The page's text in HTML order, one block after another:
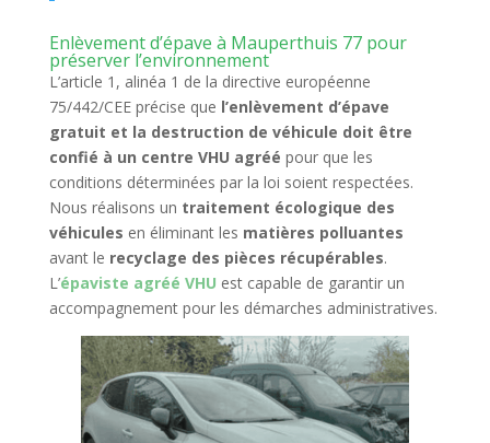
Enlèvement d’épave à Mauperthuis 77 pour
préserver l’environnement
L’article 1, alinéa 1 de la directive européenne
75/442/CEE précise que l’enlèvement d’épave
gratuit et la destruction de véhicule doit être
confié à un centre VHU agréé pour que les
conditions déterminées par la loi soient respectées.
Nous réalisons un traitement écologique des
véhicules en éliminant les matières polluantes
avant le recyclage des pièces récupérables.
L’épaviste agréé VHU est capable de garantir un
accompagnement pour les démarches administratives.